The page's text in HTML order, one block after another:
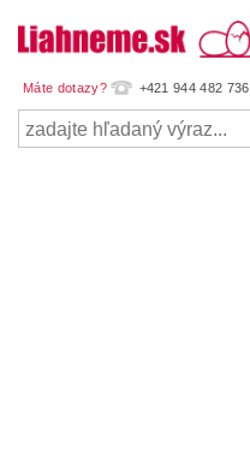
+421 944 482 736